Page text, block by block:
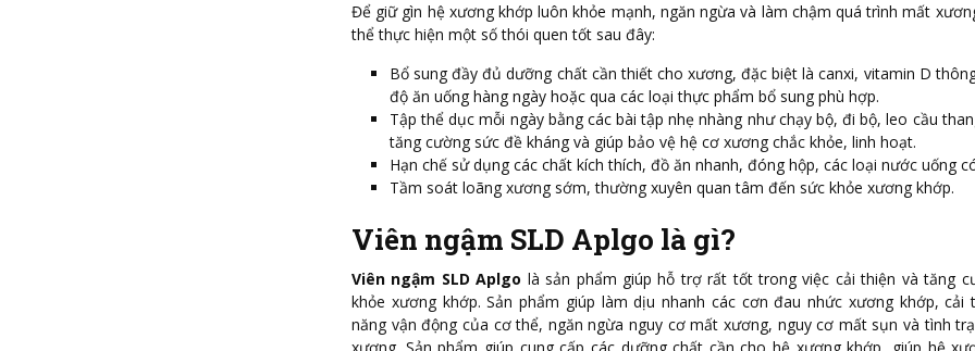
Để giữ gìn hệ xương khớp luôn khỏe mạnh, ngăn ngừa và làm chậm quá trình mất
thể thực hiện một số thói quen tốt sau đây:
Bổ sung đầy đủ dưỡng chất cần thiết cho xương, đặc biệt là canxi, vitamin D
độ ăn uống hàng ngày hoặc qua các loại thực phẩm bổ sung phù hợp.
Tập thể dục mỗi ngày bằng các bài tập nhẹ nhàng như chạy bộ, đi bộ, leo cầu
tăng cường sức đề kháng và giúp bảo vệ hệ cơ xương chắc khỏe, linh hoạt.
Hạn chế sử dụng các chất kích thích, đồ ăn nhanh, đóng hộp, các loại nước uống
Tầm soát loãng xương sớm, thường xuyên quan tâm đến sức khỏe xương khớp.
Viên ngậm SLD Aplgo là gì?
Viên ngậm SLD Aplgo là sản phẩm giúp hỗ trợ rất tốt trong việc cải thiện và tăng
khỏe xương khớp. Sản phẩm giúp làm dịu nhanh các cơn đau nhức xương khớp, cải
năng vận động của cơ thể, ngăn ngừa nguy cơ mất xương, nguy cơ mất sụn và tình